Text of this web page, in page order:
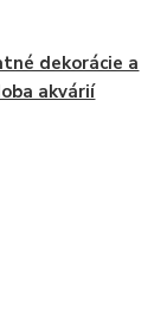
dekorácie a
akvárií